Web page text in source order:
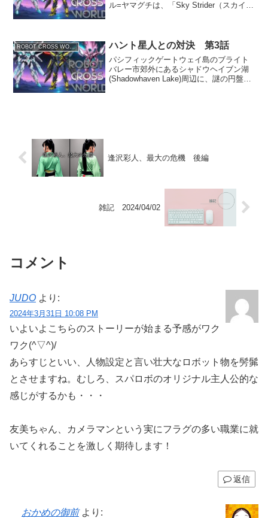
ル=ヤマグチは、「Sky Strider（スカイ・
ROBOT CROSS WORLD ハント星人との対決 第3話
パシフィックゲートウェイ島のブライト
バレー市郊外にあるシャドウヘイブン湖
(Shadowhaven Lake)周辺に、謎の円盤
逢沢彩人、最大の危機 後編
雑記 2024/04/02
コメント
JUDO より:
2024年3月31日 10:08 PM
いよいよこちらのストーリーが始まる予感がワク
ワク(^▽^)/
あらすじといい、人物設定と言い壮大なロボット物を髣髴
とさせますね。むしろ、スパロボのオリジナル主人公的な
感じがするかも・・・
友美ちゃん、カメラマンという実にフラグの多い職業に就
いてくれることを激しく期待します！
返信
おかめの御前 より: